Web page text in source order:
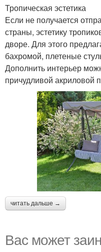
Тропическая эстетика
Если не получается
страны, эстетику
дворе. Для этого
бахромой, плетеные
Дополнить интерьер
причудливой акриловой
читать дальше →
Вас может